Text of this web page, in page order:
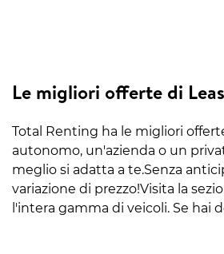
Le migliori offerte di
Total Renting ha le migliori
autonomo, un'azienda o un
meglio si adatta a te.Senza
variazione di prezzo!Visita la
l'intera gamma di veicoli. Se hai